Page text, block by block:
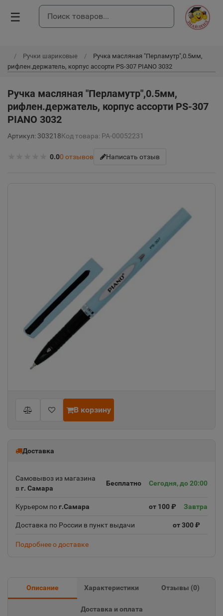
☰
Ручки шариковые
Ручка масляная "Перламутр",0.5мм,
рифлен.держатель, корпус ассорти PS-307 PIANO 3032
Ручка масляная "Перламутр",0.5мм,
рифлен.держатель, корпус ассорти PS-307
PIANO 3032
Артикул: 303218Код товара: РА-00052231
0.00 отзывов Написать отзыв
В корзину
Доставка
Самовывоз из магазина
в г. Самара
Бесплатно Сегодня, до 20:00
Курьером пог.Самара от 100 ₽ Завтра
Доставка по России в пункт выдачи от 300 ₽
Подробнее о доставке
Описание Характеристики Отзывы (0)
Доставка и оплата